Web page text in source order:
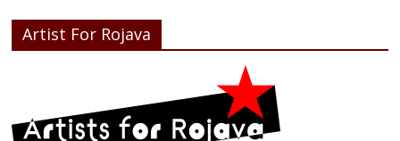
Artist For Rojava